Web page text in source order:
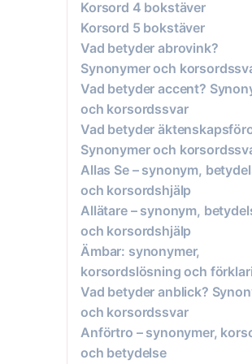
Korsord 4 bokstäver
Korsord 5 bokstäver
Vad betyder abrovink?
Synonymer och
Vad betyder accent?
och korsordssvar
Vad betyder
Synonymer och
Allas Se – synonym,
och korsordshjälp
Allätare – synonym,
och korsordshjälp
Ämbar: synonymer,
korsordslösning och
Vad betyder anblick?
och korsordssvar
Anförtro – synonymer,
och betydelse